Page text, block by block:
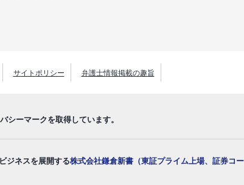
サイトポリシー 弁護士情報掲載の趣旨
シーマークを取得しています。
ジネスを展開する株式会社鎌倉新書（東証プライム上場、証券コー